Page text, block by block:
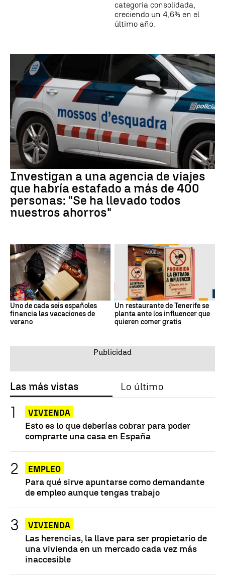
categoría consolidada,
creciendo un 4,6% en el
último año.
Investigan a una agencia de viajes
que habría estafado a más de 400
personas: "Se ha llevado todos
nuestros ahorros"
Uno de cada seis españoles
financia las vacaciones de
verano
Un restaurante de Tenerife se
planta ante los influencer que
quieren comer gratis
Las más vistas Lo último
VIVIENDA
Esto es lo que deberías cobrar para poder
comprarte una casa en España
EMPLEO
Para qué sirve apuntarse como demandante
de empleo aunque tengas trabajo
VIVIENDA
Las herencias, la llave para ser propietario de
una vivienda en un mercado cada vez más
inaccesible